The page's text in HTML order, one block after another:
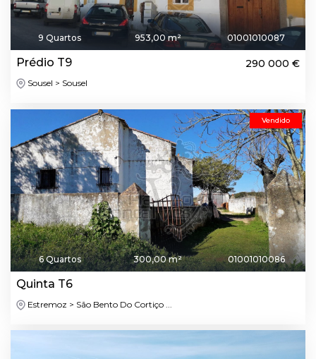
9 Quartos 953,00 m² 01001010087
Prédio T9 290 000 €
Sousel > Sousel
Vendido
6 Quartos 300,00 m² 01001010086
Quinta T6
Estremoz > São Bento Do Cortiço ...